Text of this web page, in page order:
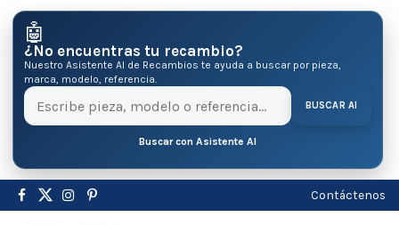
🤖
¿No encuentras tu recambio?
Nuestro Asistente AI de Recambios te ayuda a buscar por pieza,
marca, modelo, referencia.
BUSCAR AI
Buscar con Asistente AI
Contáctenos